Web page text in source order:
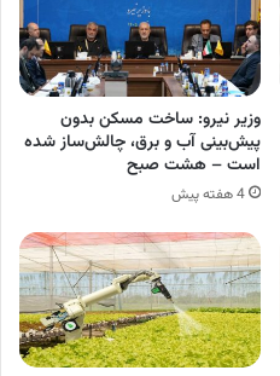
وزیر نیرو: ساخت مسکن بدون
پیش‌بینی آب و برق، چالش‌ساز شده
است – هشت صبح
4 هفته پیش